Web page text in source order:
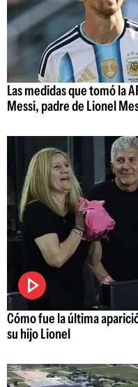
Las medidas que tomó la
Messi, padre de Lionel
Cómo fue la última
su hijo Lionel